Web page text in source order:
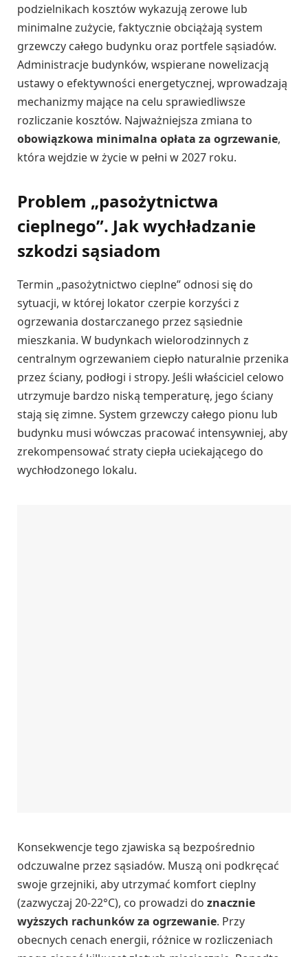
podzielnikach kosztów wykazują zerowe lub
minimalne zużycie, faktycznie obciążają system
grzewczy całego budynku oraz portfele sąsiadów.
Administracje budynków, wspierane nowelizacją
ustawy o efektywności energetycznej, wprowadzają
mechanizmy mające na celu sprawiedliwsze
rozliczanie kosztów. Najważniejsza zmiana to
obowiązkowa minimalna opłata za ogrzewanie,
która wejdzie w życie w pełni w 2027 roku.
Problem „pasożytnictwa
cieplnego”. Jak wychładzanie
szkodzi sąsiadom
Termin „pasożytnictwo cieplne” odnosi się do
sytuacji, w której lokator czerpie korzyści z
ogrzewania dostarczanego przez sąsiednie
mieszkania. W budynkach wielorodzinnych z
centralnym ogrzewaniem ciepło naturalnie przenika
przez ściany, podłogi i stropy. Jeśli właściciel celowo
utrzymuje bardzo niską temperaturę, jego ściany
stają się zimne. System grzewczy całego pionu lub
budynku musi wówczas pracować intensywniej, aby
zrekompensować straty ciepła uciekającego do
wychłodzonego lokalu.
Konsekwencje tego zjawiska są bezpośrednio
odczuwalne przez sąsiadów. Muszą oni podkręcać
swoje grzejniki, aby utrzymać komfort cieplny
(zazwyczaj 20-22°C), co prowadzi do znacznie
wyższych rachunków za ogrzewanie. Przy
obecnych cenach energii, różnice w rozliczeniach